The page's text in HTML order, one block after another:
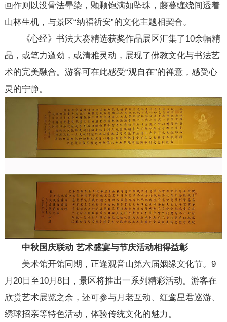
画作则以没骨法晕染，颗颗饱满如坠珠，藤蔓缠绕间透着
山林生机，与景区“纳福祈安”的文化主题相契合。
《心经》书法大赛精选获奖作品展区汇集了10余幅精
品，或笔力遒劲，或清雅灵动，展现了佛教文化与书法艺
术的完美融合。游客可在此感受“观自在”的禅意，感受心
灵的宁静。
中秋 国庆联动艺术盛宴与节庆活动相得益彰
美术馆开馆同期，正逢观音山第六届姻缘文化节。9
月20日至10月8日，景区将推出一系列精彩活动。游客在
欣赏艺术展览之余，还可参与月老互动、红鸾星君巡游、
绣球招亲等特色活动，体验传统文化的魅力。